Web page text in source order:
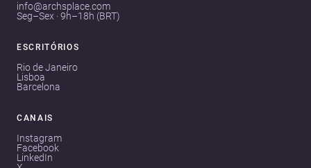
info@archsplace.com
Seg–Sex · 9h–18h (BRT)
ESCRITÓRIOS
Rio de Janeiro
Lisboa
Barcelona
CANAIS
Instagram
Facebook
LinkedIn